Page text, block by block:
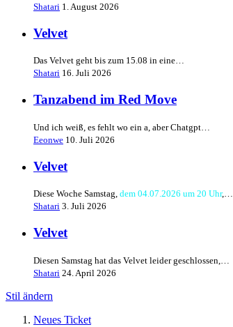
Shatari 1. August 2026
Velvet
Das Velvet geht bis zum 15.08 in eine…
Shatari 16. Juli 2026
Tanzabend im Red Move
Und ich weiß, es fehlt wo ein a, aber Chatgpt…
Eeonwe 10. Juli 2026
Velvet
Diese Woche Samstag, dem 04.07.2026 um 20 Uhr,…
Shatari 3. Juli 2026
Velvet
Diesen Samstag hat das Velvet leider geschlossen,…
Shatari 24. April 2026
Stil ändern
Neues Ticket